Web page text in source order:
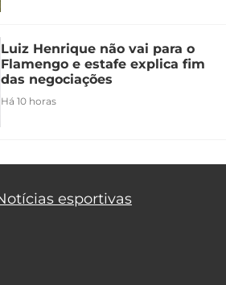
Luiz Henrique não vai para o
Flamengo e estafe explica fim
das negociações
Há 10 horas